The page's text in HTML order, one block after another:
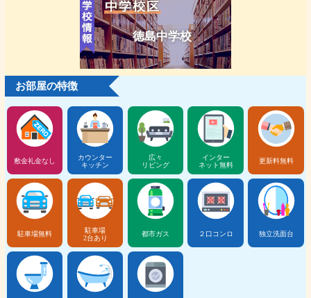
徳島中学校
お部屋の特徴
敷金礼金なし
カウンター
キッチン
広々
リビング
インター
ネット無料
更新料無料
駐車場無料
駐車場
2台あり
都市ガス ２口コンロ 独立洗面台